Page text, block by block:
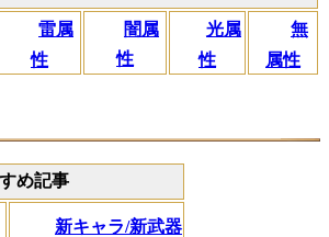
雷属
性
闇属
性
光属
性
無
属性
め記事
新キャラ/新武器